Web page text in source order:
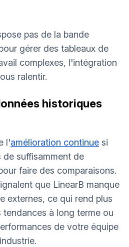
pas de la bande
gérer des tableaux de
complexes, l'intégration
ralentir.
historiques
l'amélioration continue si
de suffisamment de
faire des comparaisons.
que LinearB manque
externes, ce qui rend plus
tendances à long terme ou
de votre équipe